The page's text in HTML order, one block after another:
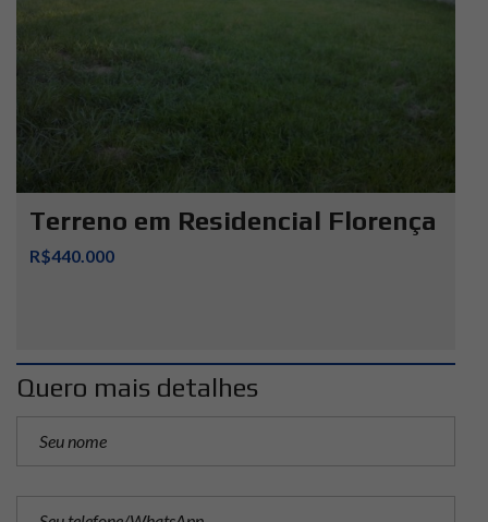
Terreno em Residencial Florença
R$440.000
Quero mais detalhes